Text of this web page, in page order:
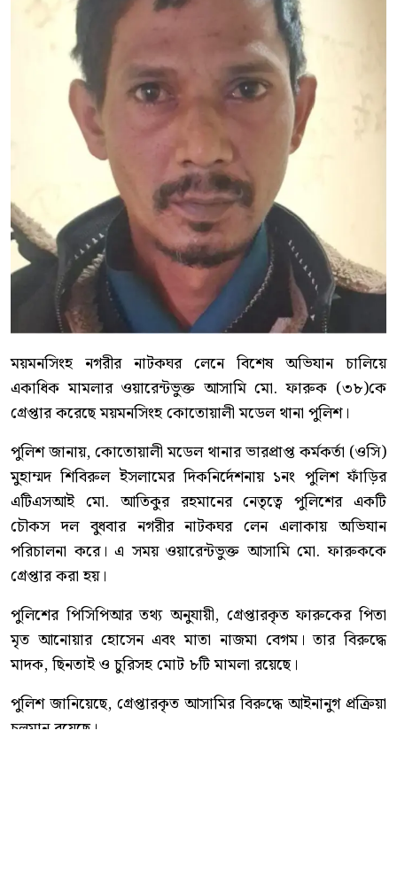
ময়মনসিংহ নগরীর নাটকঘর লেনে বিশেষ অভিযান চালিয়ে
একাধিক মামলার ওয়ারেন্টভুক্ত আসামি মো. ফারুক (৩৮)কে
গ্রেপ্তার করেছে ময়মনসিংহ কোতোয়ালী মডেল থানা পুলিশ।
পুলিশ জানায়, কোতোয়ালী মডেল থানার ভারপ্রাপ্ত কর্মকর্তা (ওসি)
মুহাম্মদ শিবিরুল ইসলামের দিকনির্দেশনায় ১নং পুলিশ ফাঁড়ির
এটিএসআই মো. আতিকুর রহমানের নেতৃত্বে পুলিশের একটি
চৌকস দল বুধবার নগরীর নাটকঘর লেন এলাকায় অভিযান
পরিচালনা করে। এ সময় ওয়ারেন্টভুক্ত আসামি মো. ফারুককে
গ্রেপ্তার করা হয়।
পুলিশের পিসিপিআর তথ্য অনুযায়ী, গ্রেপ্তারকৃত ফারুকের পিতা
মৃত আনোয়ার হোসেন এবং মাতা নাজমা বেগম। তার বিরুদ্ধে
মাদক, ছিনতাই ও চুরিসহ মোট ৮টি মামলা রয়েছে।
পুলিশ জানিয়েছে, গ্রেপ্তারকৃত আসামির বিরুদ্ধে আইনানুগ প্রক্রিয়া
চলমান রয়েছে।